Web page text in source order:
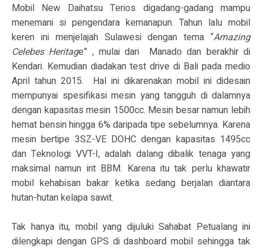
Mobil New Daihatsu Terios digadang-gadang mampu
menemani si pengendara kemanapun. Tahun lalu mobil
keren ini menjelajah Sulawesi dengan tema “Amazing
Celebes Heritage” , mulai dari
Manado dan berakhir di
Kendari. Kemudian diadakan test drive di Bali pada medio
April tahun 2015.
Hal ini dikarenakan mobil ini didesain
mempunyai spesifikasi mesin yang tangguh di dalamnya
dengan kapasitas mesin 1500cc. Mesin besar namun lebih
hemat bensin hingga 6% daripada tipe sebelumnya. Karena
mesin bertipe 3SZ-VE DOHC dengan kapasitas 1495cc
dan Teknologi VVT-I, adalah dalang dibalik tenaga yang
maksimal namun irit BBM. Karena itu tak perlu khawatir
mobil kehabisan bakar ketika sedang berjalan diantara
hutan-hutan kelapa sawit.
Tak hanya itu, mobil yang dijuluki Sahabat Petualang ini
dilengkapi dengan GPS di dashboard mobil sehingga tak